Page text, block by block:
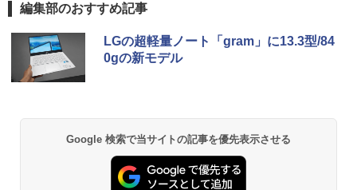
編集部のおすすめ記事
LGの超軽量ノート「gram」に13.3型/84
0gの新モデル
Google 検索で当サイトの記事を優先表示させる